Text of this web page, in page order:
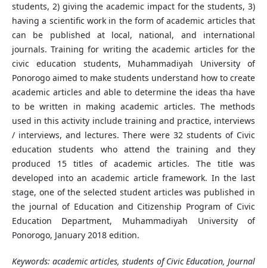
students, 2) giving the academic impact for the students, 3)
having a scientific work in the form of academic articles that
can be published at local, national, and international
journals. Training for writing the academic articles for the
civic education students, Muhammadiyah University of
Ponorogo aimed to make students understand how to create
academic articles and able to determine the ideas tha have
to be written in making academic articles. The methods
used in this activity include training and practice, interviews
/ interviews, and lectures. There were 32 students of Civic
education students who attend the training and they
produced 15 titles of academic articles. The title was
developed into an academic article framework. In the last
stage, one of the selected student articles was published in
the journal of Education and Citizenship Program of Civic
Education Department, Muhammadiyah University of
Ponorogo, January 2018 edition.
Keywords: academic articles, students of Civic Education, Journal